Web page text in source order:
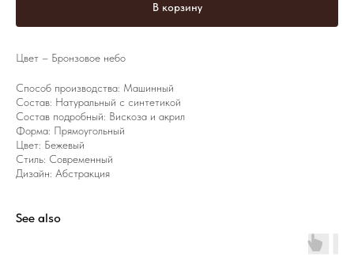
В корзину
Цвет – Бронзовое небо
Способ производства: Машинный
Состав: Натуральный с синтетикой
Состав подробный: Вискоза и акрил
Форма: Прямоугольный
Цвет: Бежевый
Стиль: Современный
Дизайн: Абстракция
See also